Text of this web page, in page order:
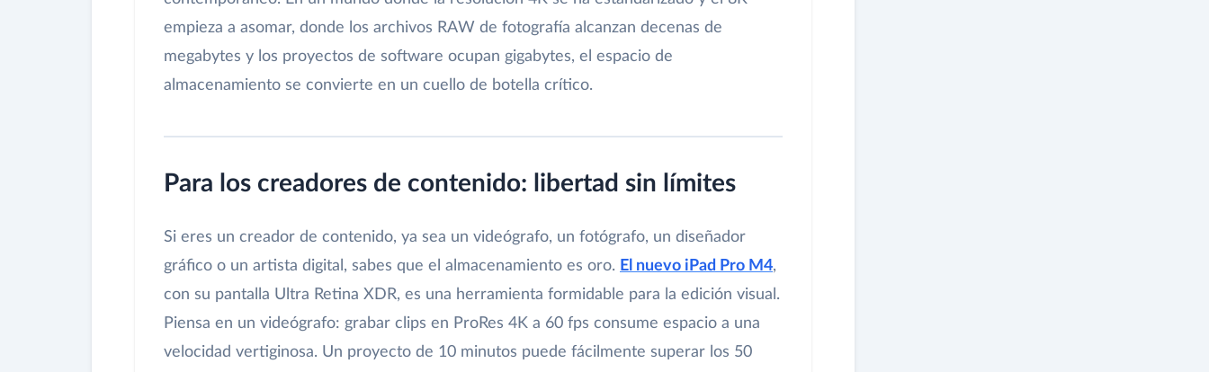
empieza a asomar, donde los archivos RAW de fotografía alcanzan decenas de
megabytes y los proyectos de software ocupan gigabytes, el espacio de
almacenamiento se convierte en un cuello de botella crítico.
Para los creadores de contenido: libertad sin límites
Si eres un creador de contenido, ya sea un videógrafo, un fotógrafo, un diseñador
gráfico o un artista digital, sabes que el almacenamiento es oro. El nuevo iPad Pro M4,
con su pantalla Ultra Retina XDR, es una herramienta formidable para la edición visual.
Piensa en un videógrafo: grabar clips en ProRes 4K a 60 fps consume espacio a una
velocidad vertiginosa. Un proyecto de 10 minutos puede fácilmente superar los 50